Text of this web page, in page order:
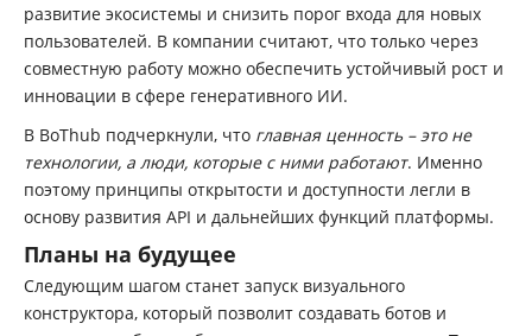
развитие экосистемы и снизить порог входа для новых
пользователей. В компании считают, что только через
совместную работу можно обеспечить устойчивый рост и
инновации в сфере генеративного ИИ.
В BoThub подчеркнули, что главная ценность – это не
технологии, а люди, которые с ними работают. Именно
поэтому принципы открытости и доступности легли в
основу развития API и дальнейших функций платформы.
Планы на будущее
Следующим шагом станет запуск визуального
конструктора, который позволит создавать ботов и